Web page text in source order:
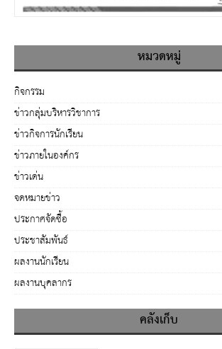
หมวดหมู่
กิจกรรม
ข่าวกลุ่มบริหารวิชาการ
ข่าวกิจการนักเรียน
ข่าวภายในองค์กร
ข่าวเด่น
จดหมายข่าว
ประกาศจัดซื้อ
ประชาสัมพันธ์
ผลงานนักเรียน
ผลงานบุคลากร
คลังเก็บ